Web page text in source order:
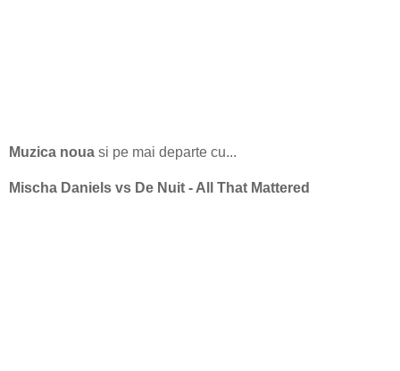
Muzica noua si pe mai departe cu...
Mischa Daniels vs De Nuit - All That Mattered